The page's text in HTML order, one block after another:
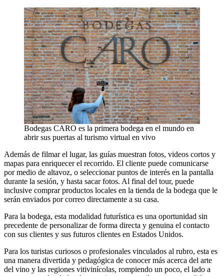
Bodegas CARO es la primera bodega en el mundo en
abrir sus puertas al turismo virtual en vivo
Además de filmar el lugar, las guías muestran fotos, videos cortos y
mapas para enriquecer el recorrido. El cliente puede comunicarse
por medio de altavoz, o seleccionar puntos de interés en la pantalla
durante la sesión, y hasta sacar fotos. Al final del tour, puede
inclusive comprar productos locales en la tienda de la bodega que le
serán enviados por correo directamente a su casa.
Para la bodega, esta modalidad futurística es una oportunidad sin
precedente de personalizar de forma directa y genuina el contacto
con sus clientes y sus futuros clientes en Estados Unidos.
Para los turistas curiosos o profesionales vinculados al rubro, esta es
una manera divertida y pedagógica de conocer más acerca del arte
del vino y las regiones vitivinícolas, rompiendo un poco, el lado a